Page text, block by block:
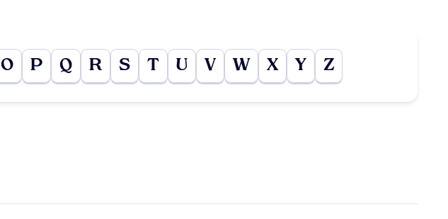
O P Q R S T U V W X Y Z